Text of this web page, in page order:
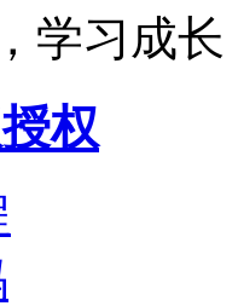
学习成长
权